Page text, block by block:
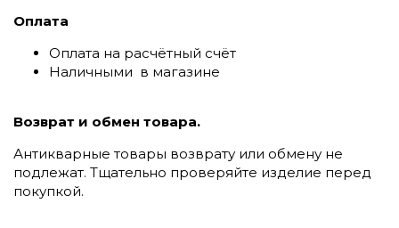
Оплата
Оплата на расчётный счёт
Наличными в магазине
Возврат и обмен товара.
Антикварные товары возврату или обмену не
подлежат. Тщательно проверяйте изделие перед
покупкой.